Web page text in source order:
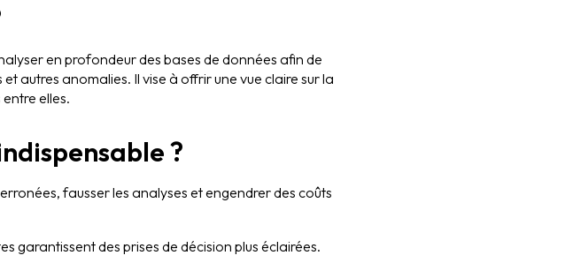
en profondeur des bases de données afin de
autres anomalies. Il vise à offrir une vue claire sur la
elles.
?
fausser les analyses et engendrer des coûts
garantissent des prises de décision plus éclairées.